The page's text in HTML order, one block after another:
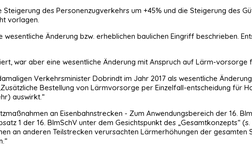
des Personenzugverkehrs um +45% und die Steigerung des
vorlagen.
Änderung bzw. erheblichen baulichen Eingriff beschrieben.
war aber eine wesentliche Änderung mit Anspruch auf Lärm-vorsorge
Verkehrsminister Dobrindt im Jahr 2017 als wesentliche
Bestellung von Lärmvorsorge per Einzelfall-entscheidung für
auswirkt.“
an Eisenbahnstrecken - Zum Anwendungsbereich der 16.
1 der 16. BImSchV unter dem Gesichtspunkt des „Gesamtkonzepts“
an anderen Teilstrecken verursachten Lärmerhöhungen der gesamten